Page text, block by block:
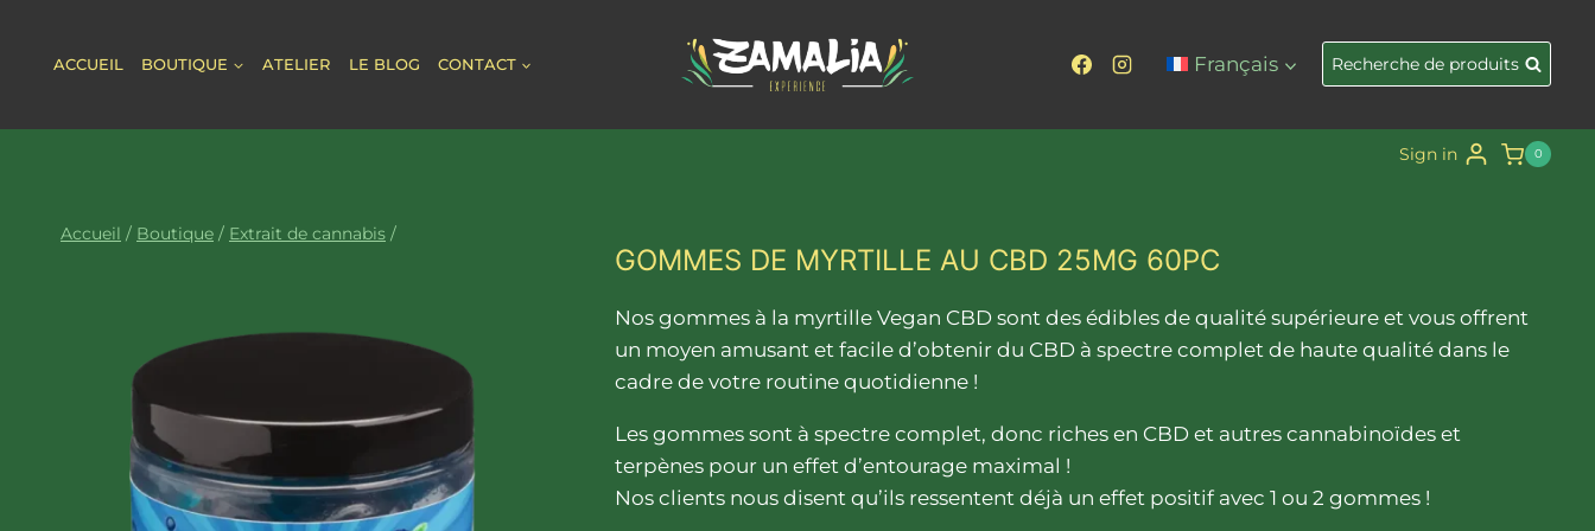
ACCUEIL BOUTIQUE ATELIER LE BLOG CONTACT Français Recherche de produits
Sign in 0
Accueil / Boutique / Extrait de cannabis /
GOMMES DE MYRTILLE AU CBD 25MG 60PC
Nos gommes à la myrtille Vegan CBD sont des édibles de qualité supérieure et vous offrent
un moyen amusant et facile d’obtenir du CBD à spectre complet de haute qualité dans le
cadre de votre routine quotidienne !
Les gommes sont à spectre complet, donc riches en CBD et autres cannabinoïdes et
terpènes pour un effet d’entourage maximal !
Nos clients nous disent qu’ils ressentent déjà un effet positif avec 1 ou 2 gommes !
de